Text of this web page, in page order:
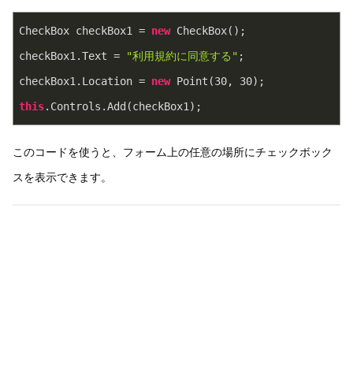
CheckBox checkBox1 = new CheckBox();
checkBox1.Text =
"利用規約に同意する" ;
checkBox1.Location = new Point(30, 30);
this.Controls.Add(checkBox1);
このコードを使うと、フォーム上の任意の場所にチェックボック
スを表示できます。